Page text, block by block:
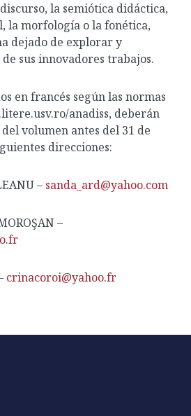
la semiótica didáctica,
la morfología o la fonética,
dejado de explorar y
sus innovadores trabajos.
en francés según las normas
anadiss, deberán
volumen antes del 31 de
direcciones:
– sanda_ard@yahoo.com
–
crinacoroi@yahoo.fr